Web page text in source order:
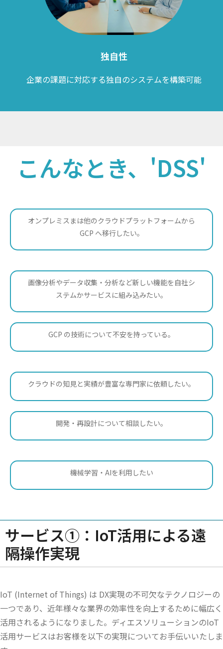
独自性
企業の課題に対応する独自のシステムを構築可能
こんなとき、'DSS'
オンプレミスまは他のクラウドプラットフォームから
GCP へ移行したい。
画像分析やデータ収集・分析など新しい機能を自社シ
ステムかサービスに組み込みたい。
GCP の技術について不安を持っている。
クラウドの知見と実績が豊富な専門家に依頼したい。
開発・再設計について相談したい。
機械学習・AIを利用したい
サービス①：IoT活用による遠
隔操作実現
IoT (Internet of Things) は DX実現の不可欠なテクノロジーの
一つであり、近年様々な業界の効率性を向上するために幅広く
活用されるようになりました。ディエスソリューションのIoT
活用サービスはお客様を以下の実現についてお手伝いいたしま